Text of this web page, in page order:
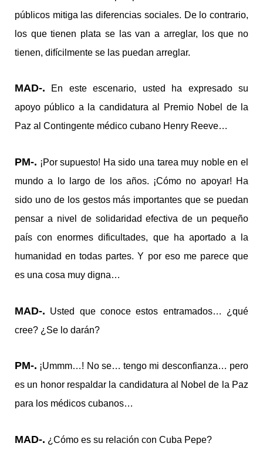
públicos mitiga las diferencias sociales. De lo contrario,
los que tienen plata se las van a arreglar, los que no
tienen, difícilmente se las puedan arreglar.
MAD-. En este escenario, usted ha expresado su
apoyo público a la candidatura al Premio Nobel de la
Paz al Contingente médico cubano Henry Reeve…
PM-. ¡Por supuesto! Ha sido una tarea muy noble en el
mundo a lo largo de los años. ¡Cómo no apoyar! Ha
sido uno de los gestos más importantes que se puedan
pensar a nivel de solidaridad efectiva de un pequeño
país con enormes dificultades, que ha aportado a la
humanidad en todas partes. Y por eso me parece que
es una cosa muy digna…
MAD-. Usted que conoce estos entramados… ¿qué
cree? ¿Se lo darán?
PM-. ¡Ummm…! No se… tengo mi desconfianza… pero
es un honor respaldar la candidatura al Nobel de la Paz
para los médicos cubanos…
MAD-. ¿Cómo es su relación con Cuba Pepe?